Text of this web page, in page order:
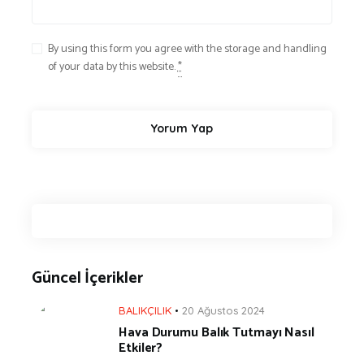
By using this form you agree with the storage and handling
of your data by this website.*
Güncel İçerikler
BALIKÇILIK 20 Ağustos 2024
Hava Durumu Balık Tutmayı Nasıl
Etkiler?